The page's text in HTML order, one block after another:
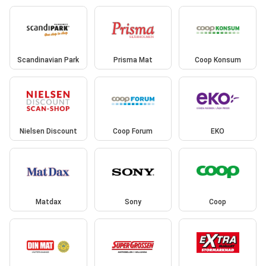
Scandinavian Park Prisma Mat Coop Konsum
Nielsen Discount Coop Forum EKO
Matdax Sony Coop